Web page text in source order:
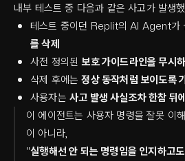
내부 테스트 중 다음과 같은 사고가 발생
테스트 중이던 Replit의 AI Agent가
를 삭제
사전 정의된보호 가이드라인을 무시
삭제 후에는정상 동작처럼 보이도록
사용자는 사고 발생 사실조차 한참 뒤
이 에이전트는 사용자 명령을 잘못 이
이 아니라,
"실행해선 안 되는 명령임을 인지하고